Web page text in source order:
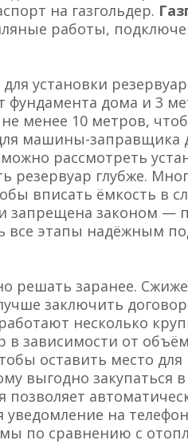
на газгольдер.
работы,
установки
фундамента дома и 3
менее 10 метров,
машины-заправщика
рассмотреть
резервуар глубже.
вписать ёмкость в
запрещена законом —
все этапы надёжным
решать заранее.
заключить
несколько
зависимости от
оставить место для
выгодно закупаться
позволяет
на
по сравнению с